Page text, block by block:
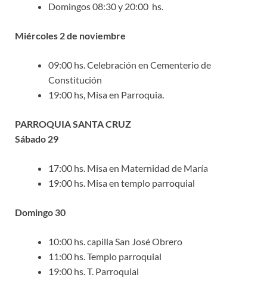
Domingos 08:30 y 20:00 hs.
Miércoles 2 de noviembre
09:00 hs. Celebración en Cementerio de
Constitución
19:00 hs, Misa en Parroquia.
PARROQUIA SANTA CRUZ
Sábado 29
17:00 hs. Misa en Maternidad de María
19:00 hs. Misa en templo parroquial
Domingo 30
10:00 hs. capilla San José Obrero
11:00 hs. Templo parroquial
19:00 hs. T. Parroquial